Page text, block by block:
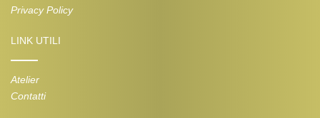
Privacy Policy
LINK UTILI
Atelier
Contatti